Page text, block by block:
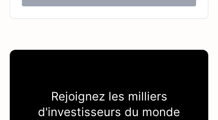
Rejoignez les milliers
d'investisseurs du monde